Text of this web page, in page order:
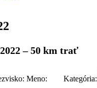
– 50 km trať
Meno: Kategória: